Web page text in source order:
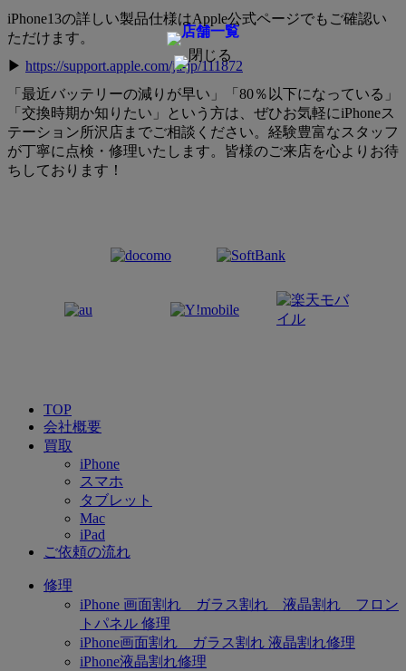
iPhone13の詳しい製品仕様はApple公式ページでもご確認い
ただけます。
▶ https://support.apple.com/ja-jp/111872
「最近バッテリーの減りが早い」「80％以下になっている」
「交換時期か知りたい」という方は、ぜひお気軽にiPhoneス
テーション所沢店までご相談ください。経験豊富なスタッフ
が丁寧に点検・修理いたします。皆様のご来店を心よりお待
ちしております！
TOP
会社概要
買取
iPhone
スマホ
タブレット
Mac
iPad
ご依頼の流れ
修理
iPhone 画面割れ ガラス割れ 液晶割れ フロン
トパネル 修理
iPhone画面割れ ガラス割れ 液晶割れ修理
iPhone液晶割れ修理